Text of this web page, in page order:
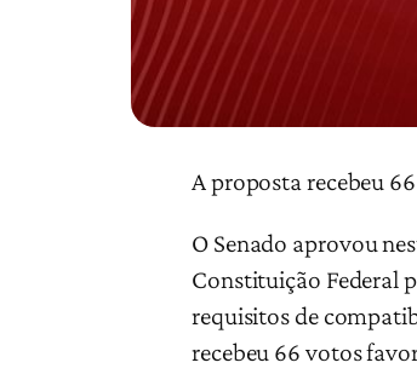
A proposta recebeu
O Senado aprovou
Constituição Federal
requisitos de
recebeu 66 votos